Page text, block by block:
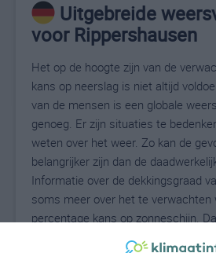
Uitgebreide
voor Rippershausen
Het op de hoogte zijn van de
kans op neerslag is niet altijd
van de mensen is een globale
genoeg. Er zijn situaties te
weten over het weer. Zo kan de
belangrijker zijn dan de
Informatie over de dekkingsgraad
soms meer over het te verwachten
percentage kans op zonneschijn.
uitgebreide weersvoorspelling voor